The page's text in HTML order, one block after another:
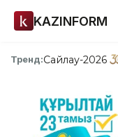
KAZINFORM
Тренд:Сайлау-2026